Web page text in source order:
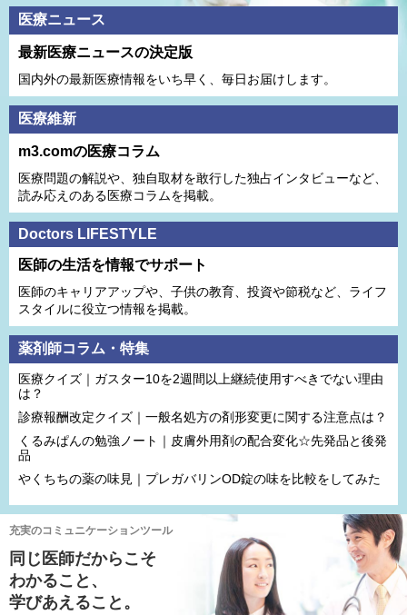
医療ニュース
最新医療ニュースの決定版
国内外の最新医療情報をいち早く、毎日お届けします。
医療維新
m3.comの医療コラム
医療問題の解説や、独⾃取材を敢⾏した独占インタビューなど、
読み応えのある医療コラムを掲載。
Doctors LIFESTYLE
医師の生活を情報でサポート
医師のキャリアアップや、子供の教育、投資や節税など、ライフ
スタイルに役立つ情報を掲載。
薬剤師コラム・特集
医療クイズ｜ガスター10を2週間以上継続使用すべきでない理由
は？
診療報酬改定クイズ｜一般名処方の剤形変更に関する注意点は？
くるみぱんの勉強ノート｜皮膚外用剤の配合変化☆先発品と後発
品
やくちちの薬の味見｜プレガバリンOD錠の味を比較をしてみた
充実のコミュニケーションツール
同じ医師だからこそ
わかること、
学びあえること。